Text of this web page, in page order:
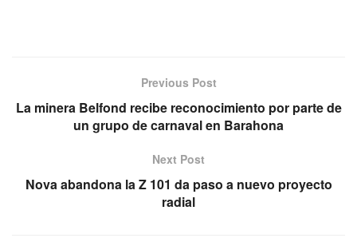
Previous Post
La minera Belfond recibe reconocimiento por parte de
un grupo de carnaval en Barahona
Next Post
Nova abandona la Z 101 da paso a nuevo proyecto
radial